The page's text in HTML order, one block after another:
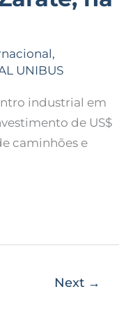
,
UNIBUS
industrial em
de US$
caminhões e
Next →